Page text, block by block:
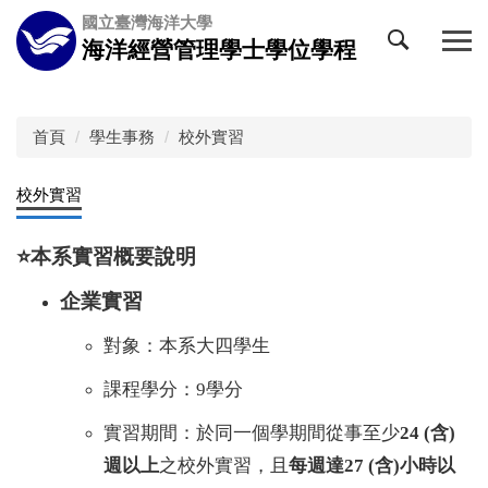
跳
到
主
國立臺灣海洋大學
海洋經營管理學士學位學程
首頁 學生事務 校外實習
校外實習
⭐️本系實習概要說明
企業實習
對象：本系大四學生
課程學分：9學分
實習期間：於同一個學期間從事至少24 (含)
週以上之校外實習，且 每週達27 (含)小時以